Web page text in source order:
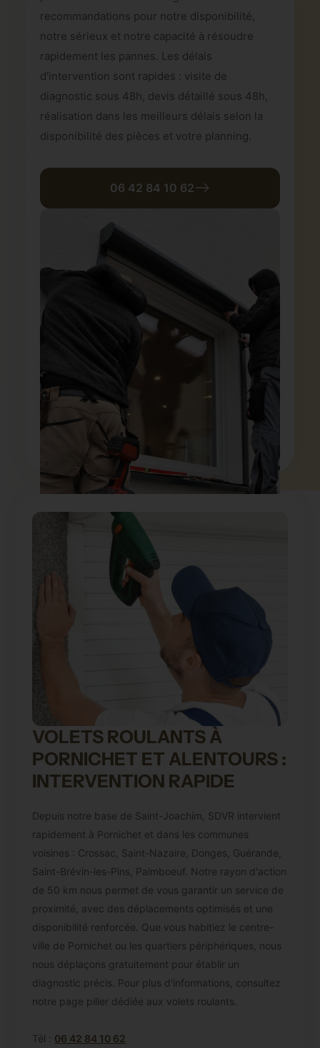
recommandations pour notre disponibilité,
notre sérieux et notre capacité à résoudre
rapidement les pannes. Les délais
d'intervention sont rapides : visite de
diagnostic sous 48h, devis détaillé sous 48h,
réalisation dans les meilleurs délais selon la
disponibilité des pièces et votre planning.
06 42 84 10 62
VOLETS ROULANTS À
PORNICHET ET ALENTOURS :
INTERVENTION RAPIDE
Depuis notre base de Saint-Joachim, SDVR intervient
rapidement à Pornichet et dans les communes
voisines : Crossac, Saint-Nazaire, Donges, Guérande,
Saint-Brévin-les-Pins, Paimboeuf. Notre rayon d'action
de 50 km nous permet de vous garantir un service de
proximité, avec des déplacements optimisés et une
disponibilité renforcée. Que vous habitiez le centre-
ville de Pornichet ou les quartiers périphériques, nous
nous déplaçons gratuitement pour établir un
diagnostic précis. Pour plus d'informations, consultez
notre page pilier dédiée aux volets roulants.
Tél : 06 42 84 10 62